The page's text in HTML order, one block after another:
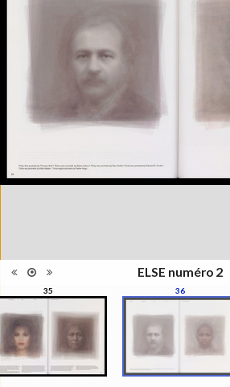
ELSE numéro 2
35 36
photographie, la photographie
qui ne s'appréhende pas
seulement pour elle-même,
mais se manisfeste en séries,
en collections, regroupées par
le regard du photographe, de
l'artiste, du critique, du
Type de
reliure
Broché
Format
29 x 22 cm
Langues
Ensemble